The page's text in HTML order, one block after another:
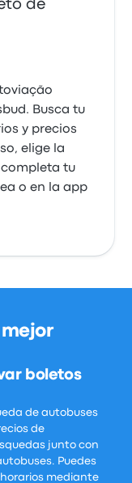
de
Busca tu
y precios
elige la
tu
o en la app
mejor
boletos
de autobuses
de
junto con
Puedes
mediante